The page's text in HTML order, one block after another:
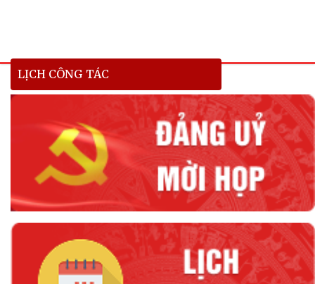
LỊCH CÔNG TÁC